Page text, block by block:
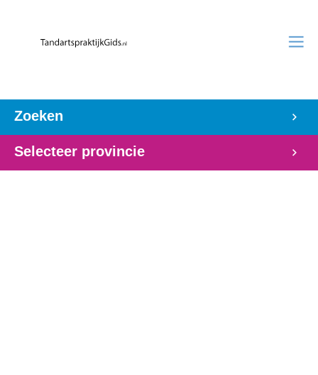
Zoeken
Selecteer provincie